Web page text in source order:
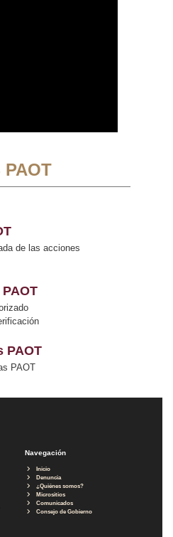
PAOT
de las acciones
PAOT
PAOT
Navegación
Inicio
Denuncia
¿Quiénes somos?
Micrositios
Comunicados
Consejo de Gobierno